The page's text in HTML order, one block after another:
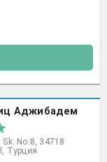
Аджибадем
Sk. No:8, 34718
Турция